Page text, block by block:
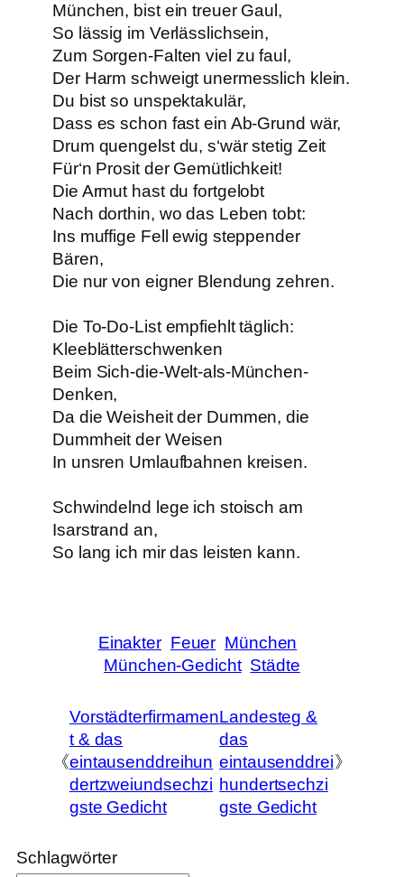
München, bist ein treuer Gaul,
So lässig im Verlässlichsein,
Zum Sorgen-Falten viel zu faul,
Der Harm schweigt unermesslich klein.
Du bist so unspektakulär,
Dass es schon fast ein Ab-Grund wär,
Drum quengelst du, s‘wär stetig Zeit
Für‘n Prosit der Gemütlichkeit!
Die Armut hast du fortgelobt
Nach dorthin, wo das Leben tobt:
Ins muffige Fell ewig steppender
Bären,
Die nur von eigner Blendung zehren.
Die To-Do-List empfiehlt täglich:
Kleeblätterschwenken
Beim Sich-die-Welt-als-München-
Denken,
Da die Weisheit der Dummen, die
Dummheit der Weisen
In unsren Umlaufbahnen kreisen.
Schwindelnd lege ich stoisch am
Isarstrand an,
So lang ich mir das leisten kann.
Einakter Feuer München
München-Gedicht Städte
《
Vorstädterfirmamen
t & das
eintausenddreihun
dertzweiundsechzi
gste Gedicht
Landesteg &
das
eintausenddrei
hundertsechzi
gste Gedicht
》
Schlagwörter